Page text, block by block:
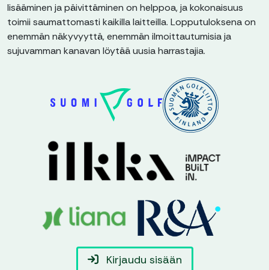
lisääminen ja päivittäminen on helppoa, ja kokonaisuus
toimii saumattomasti kaikilla laitteilla. Lopputuloksena on
enemmän näkyvyyttä, enemmän ilmoittautumisia ja
sujuvamman kanavan löytää uusia harrastajia.
Kirjaudu sisään